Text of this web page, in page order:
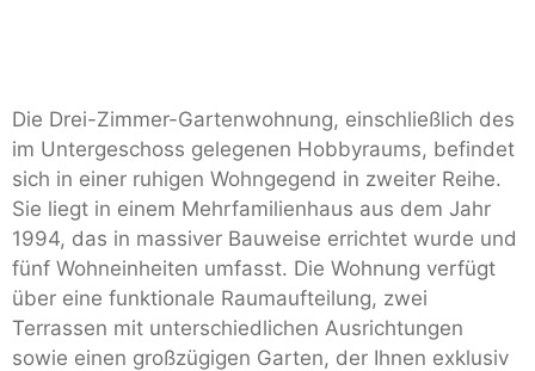
Die Drei-Zimmer-Gartenwohnung, einschließlich des
im Untergeschoss gelegenen Hobbyraums, befindet
sich in einer ruhigen Wohngegend in zweiter Reihe.
Sie liegt in einem Mehrfamilienhaus aus dem Jahr
1994, das in massiver Bauweise errichtet wurde und
fünf Wohneinheiten umfasst. Die Wohnung verfügt
über eine funktionale Raumaufteilung, zwei
Terrassen mit unterschiedlichen Ausrichtungen
sowie einen großzügigen Garten, der Ihnen exklusiv